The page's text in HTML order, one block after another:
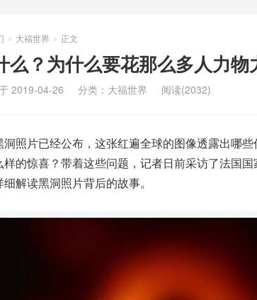
> 大福世界 > 正文
么？为什么要花那么多人力物
2019-04-26 分类： 大福世界 阅读(2032)
洞照片已经公布，这张红遍全球的图像透露出哪
样的惊喜？带着这些问题，记者日前采访了法国
解读黑洞照片背后的故事。